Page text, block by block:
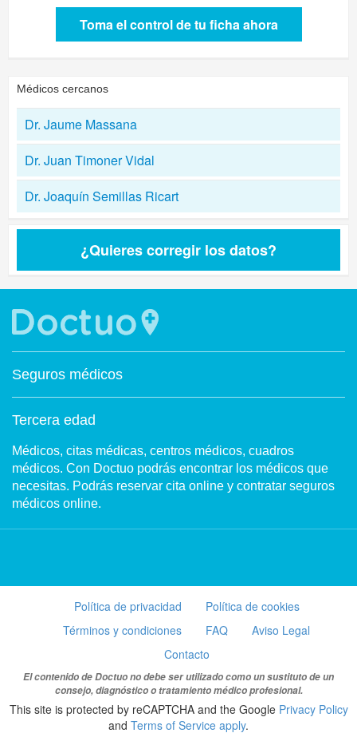
Toma el control de tu ficha ahora
Médicos cercanos
Dr. Jaume Massana
Dr. Juan Timoner Vidal
Dr. Joaquín Semillas Ricart
¿Quieres corregir los datos?
Seguros médicos
Tercera edad
Médicos, citas médicas, centros médicos, cuadros
médicos. Con Doctuo podrás encontrar los médicos que
necesitas. Podrás reservar cita online y contratar seguros
médicos online.
Política de privacidad
Política de cookies
Términos y condiciones
FAQ
Aviso Legal
Contacto
El contenido de Doctuo no debe ser utilizado como un sustituto de un
consejo, diagnóstico o tratamiento médico profesional.
This site is protected by reCAPTCHA and the Google Privacy Policy
and Terms of Service apply.